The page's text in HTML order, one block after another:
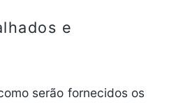
e
serão fornecidos os